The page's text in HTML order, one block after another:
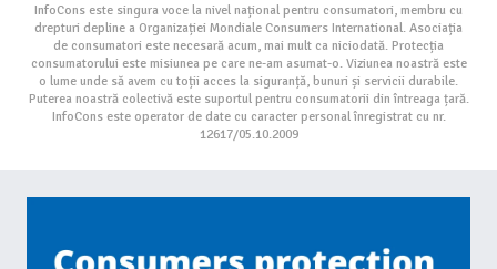
InfoCons este singura voce la nivel național pentru consumatori, membru cu
drepturi depline a Organizației Mondiale Consumers International. Asociația
de consumatori este necesară acum, mai mult ca niciodată. Protecția
consumatorului este misiunea pe care ne-am asumat-o. Viziunea noastră este
o lume unde să avem cu toții acces la siguranță, bunuri și servicii durabile.
Puterea noastră colectivă este suportul pentru consumatorii din întreaga țară.
InfoCons este operator de date cu caracter personal înregistrat cu nr.
12617/05.10.2009